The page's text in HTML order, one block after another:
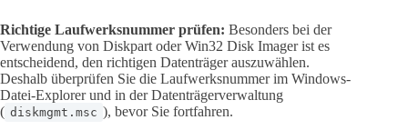
Richtige Laufwerksnummer prüfen: Besonders bei der
Verwendung von Diskpart oder Win32 Disk Imager ist es
entscheidend, den richtigen Datenträger auszuwählen.
Deshalb überprüfen Sie die Laufwerksnummer im Windows-
Datei-Explorer und in der Datenträgerverwaltung
( diskmgmt.msc ), bevor Sie fortfahren.